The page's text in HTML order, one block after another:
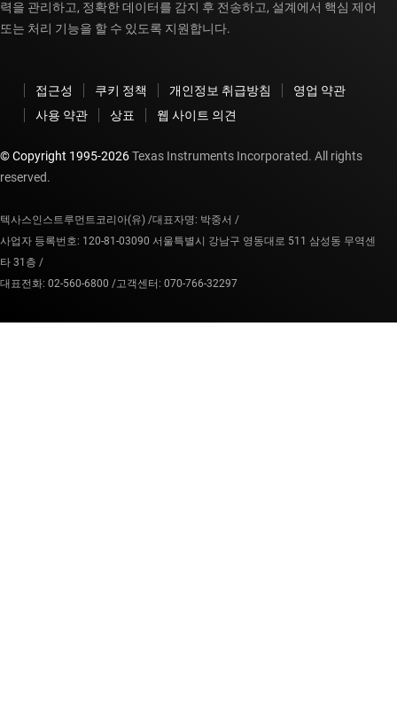
력을 관리하고, 정확한 데이터를 감지 후 전송하고, 설계에서 핵심 제어
또는 처리 기능을 할 수 있도록 지원합니다.
접근성 쿠키 정책 개인정보 취급방침
영업 약관
사용 약관
상표 웹 사이트 의견
© Copyright 1995-2026Texas Instruments Incorporated. All rights
reserved.
텍사스인스트루먼트코리아(유) /대표자명: 박중서 /
사업자 등록번호: 120-81-03090 서울특별시 강남구 영동대로 511 삼성동 무역센
타 31층 /
대표전화: 02-560-6800 /고객센터: 070-766-32297